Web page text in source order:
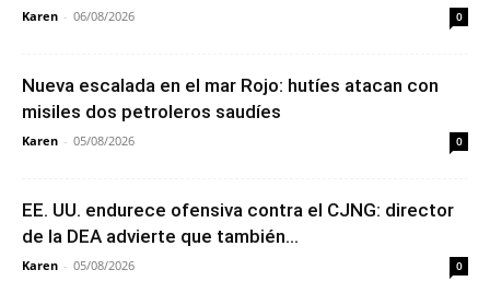
Karen - 06/08/2026 0
Nueva escalada en el mar Rojo: hutíes atacan con
misiles dos petroleros saudíes
Karen - 05/08/2026 0
EE. UU. endurece ofensiva contra el CJNG: director
de la DEA advierte que también...
Karen - 05/08/2026 0